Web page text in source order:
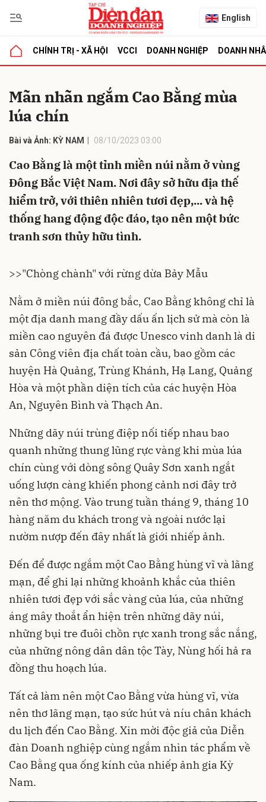
English
CHÍNH TRỊ - XÃ HỘI VCCI DOANH NGHIỆP DOANH
Mãn nhãn ngắm Cao Bằng mùa
lúa chín
Bài và Ảnh: KỲ NAM 08/10/2023 03:00
Cao Bằng là một tỉnh miền núi nằm ở vùng
Đông Bắc Việt Nam. Nơi đây sở hữu địa thế
hiểm trở, với thiên nhiên tươi đẹp,... và hệ
thống hang động độc đáo, tạo nên một bức
tranh sơn thủy hữu tình.
>>"Chòng chành" với rừng dừa Bảy Mẫu
Nằm ở miền núi đông bắc, Cao Bằng không chỉ là
một địa danh mang đầy dấu ấn lịch sử mà còn là
miền cao nguyên đá được Unesco vinh danh là di
sản Công viên địa chất toàn cầu, bao gồm các
huyện Hà Quảng, Trùng Khánh, Hạ Lang, Quảng
Hòa và một phần diện tích của các huyện Hòa
An, Nguyên Bình và Thạch An.
Những dãy núi trùng điệp nối tiếp nhau bao
quanh những thung lũng rực vàng khi mùa lúa
chín cùng với dòng sông Quây Sơn xanh ngắt
uống lượn càng khiến phong cảnh nơi đây trở
nên thơ mộng. Vào trung tuần tháng 9, tháng 10
hàng năm du khách trong và ngoài nước lại
nườm nượp đến đây nhất là giới nhiếp ảnh.
Đến để được ngắm một Cao Bằng hùng vĩ và lãng
mạn, để ghi lại những khoảnh khắc của thiên
nhiên tươi đẹp với sắc vàng của lúa, của những
áng mây thoắt ẩn hiện trên những dãy núi,
những bụi tre đuôi chồn rực xanh trong sắc nắng,
của những nông dân dân tộc Tày, Nùng hối hả ra
đồng thu hoạch lúa.
Tất cả làm nên một Cao Bằng vừa hùng vĩ, vừa
nên thơ lãng mạn, tạo sức hút và níu chân khách
du lịch đến Cao Bằng. Xin mời độc giả của Diễn
đàn Doanh nghiệp cùng ngắm nhìn tác phẩm về
Cao Bằng qua ống kính của nhiếp ảnh gia Kỳ
Nam.
luận
Hủy